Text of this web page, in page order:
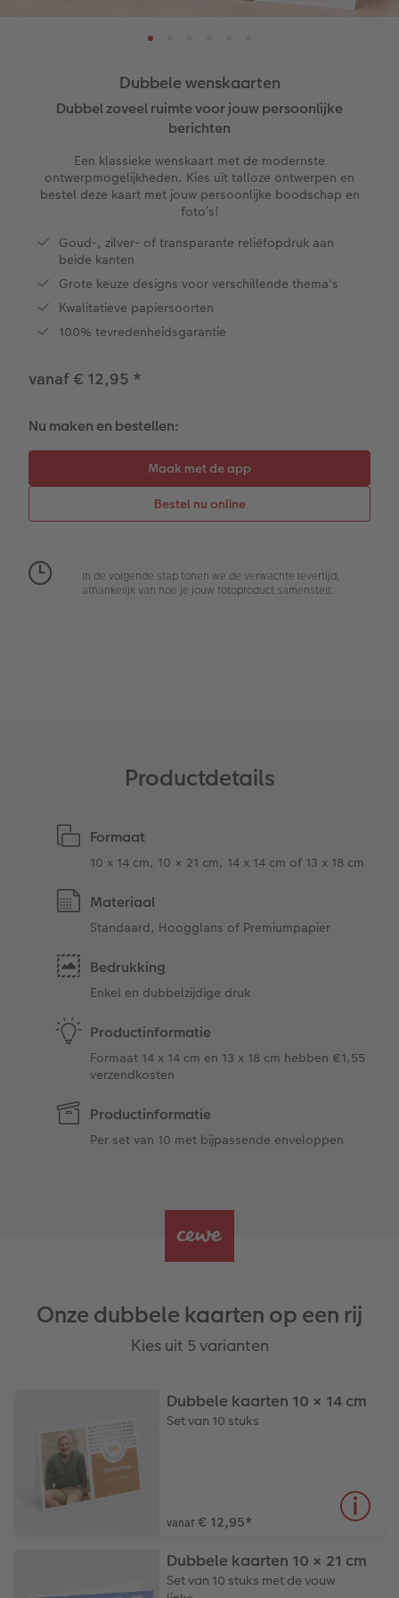
XXL Liggend
Compact Vierkant
Papiersoorten
Kaftsoorten
Extra's
Art Collection
Making Memories
Mini retro prints
Fine art prints
Foto in lijst
Premium poster
Fotobox
Lijsten
Alle extra's
Foto op aluminium
Foto op forex
Foto op hexxas
Alle extra's
Papiersoorten
Om op te schrijven
Making Memories Wandkalenders
Alle extra's
Textiel
Dierencadeaus
Fotogeschenkboxen
Art prints
Menu- en tafelkaarten
Trouwkaarten
Verjaardagskaarten
Alle thema's
Met reliëfopdruk
Dubbele wenskaarten
Dubbel zoveel ruimte voor jouw persoonlijke
berichten
Een klassieke wenskaart met de modernste
ontwerpmogelijkheden. Kies uit talloze ontwerpen en
bestel deze kaart met jouw persoonlijke boodschap en
foto’s!
Goud-, zilver- of transparante reliëfopdruk aan
beide kanten
Grote keuze designs voor verschillende thema's
Kwalitatieve papiersoorten
100% tevredenheidsgarantie
vanaf € 12,95 *
Nu maken en bestellen:
In de volgende stap tonen we de verwachte levertijd,
afhankelijk van hoe je jouw fotoproduct samenstelt.
Productdetails
Formaat
10 x 14 cm, 10 × 21 cm, 14 x 14 cm of 13 x 18 cm
Materiaal
Standaard, Hoogglans of Premiumpapier
Bedrukking
Enkel en dubbelzijdige druk
Productinformatie
Formaat 14 x 14 cm en 13 x 18 cm hebben €1,55
verzendkosten
Productinformatie
Per set van 10 met bijpassende enveloppen
Onze dubbele kaarten op een rij
Kies uit 5 varianten
Dubbele kaarten 10 × 14 cm
Set van 10 stuks
vanaf € 12,95*
Dubbele kaarten 10 × 21 cm
Set van 10 stuks met de vouw